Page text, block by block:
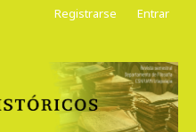
Registrarse Entrar